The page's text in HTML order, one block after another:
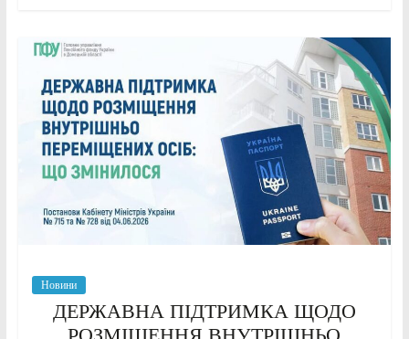
Новини
ДЕРЖАВНА ПІДТРИМКА ЩОДО